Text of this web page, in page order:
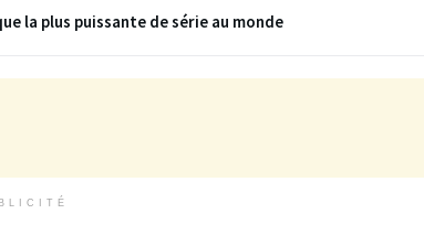
la plus puissante de série au monde